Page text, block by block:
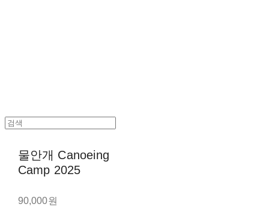
물안개 Canoeing
Camp 2025
90,000원